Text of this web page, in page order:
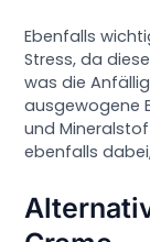
Ebenfalls
Stress, da
was die
ausgewogene
und
ebenfalls